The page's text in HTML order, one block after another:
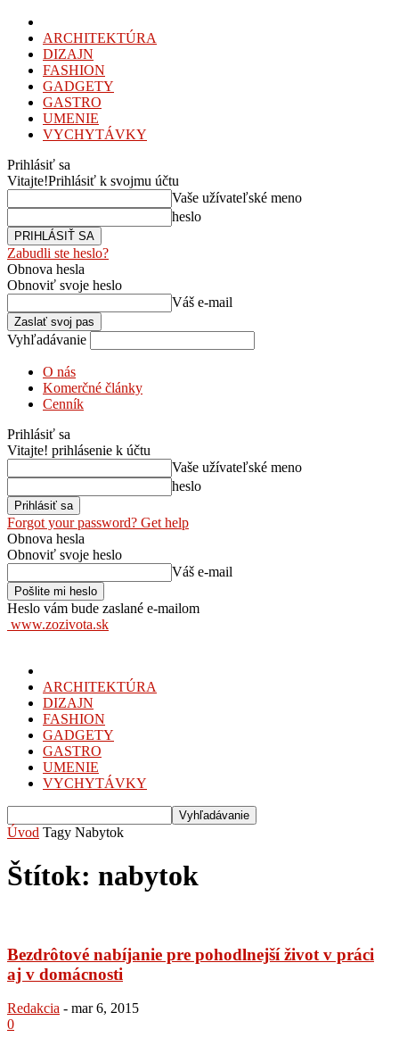
ARCHITEKTÚRA
DIZAJN
FASHION
GADGETY
GASTRO
UMENIE
VYCHYTÁVKY
Prihlásiť sa
Vitajte!Prihlásiť k svojmu účtu
Vaše užívateľské meno
heslo
Zabudli ste heslo?
Obnova hesla
Obnoviť svoje heslo
Váš e-mail
Vyhľadávanie
O nás
Komerčné články
Cenník
Prihlásiť sa
Vitajte! prihlásenie k účtu
Vaše užívateľské meno
heslo
Forgot your password? Get help
Obnova hesla
Obnoviť svoje heslo
Váš e-mail
Heslo vám bude zaslané e-mailom
www.zozivota.sk
ARCHITEKTÚRA
DIZAJN
FASHION
GADGETY
GASTRO
UMENIE
VYCHYTÁVKY
Úvod Tagy Nabytok
Štítok: nabytok
Bezdrôtové nabíjanie pre pohodlnejší život v práci
aj v domácnosti
Redakcia - mar 6, 2015
0